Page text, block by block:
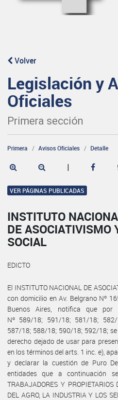
Volver
Legislación y
Oficiales
Primera sección
Primera Avisos Oficiales Detalle
|
VER PÁGINAS PUBLICADAS
INSTITUTO
DE ASOCIATIVISMO
SOCIAL
EDICTO
El INSTITUTO NACIONAL DE
con domicilio en Av. Belgrano Nº
Buenos Aires, notifica que por
Nº 589/18; 591/18; 581/18;
587/18; 588/18; 590/18; 592/18;
derecho dejado de usar para
en los términos del arts. 1 inc. e),
y declarar la cuestión de Puro
entidades que a continuación
TRABAJADORES Y PROPIETARIOS
DEL AGRO, LA INDUSTRIA Y LOS